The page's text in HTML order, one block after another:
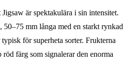
är spektakulära i sin intensitet.
50–75 mm långa med en starkt rynkad
för superheta sorter. Frukterna
färg som signalerar den enorma